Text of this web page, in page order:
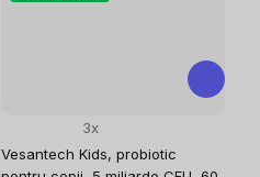
Vesantech Kids, probiotic
3x